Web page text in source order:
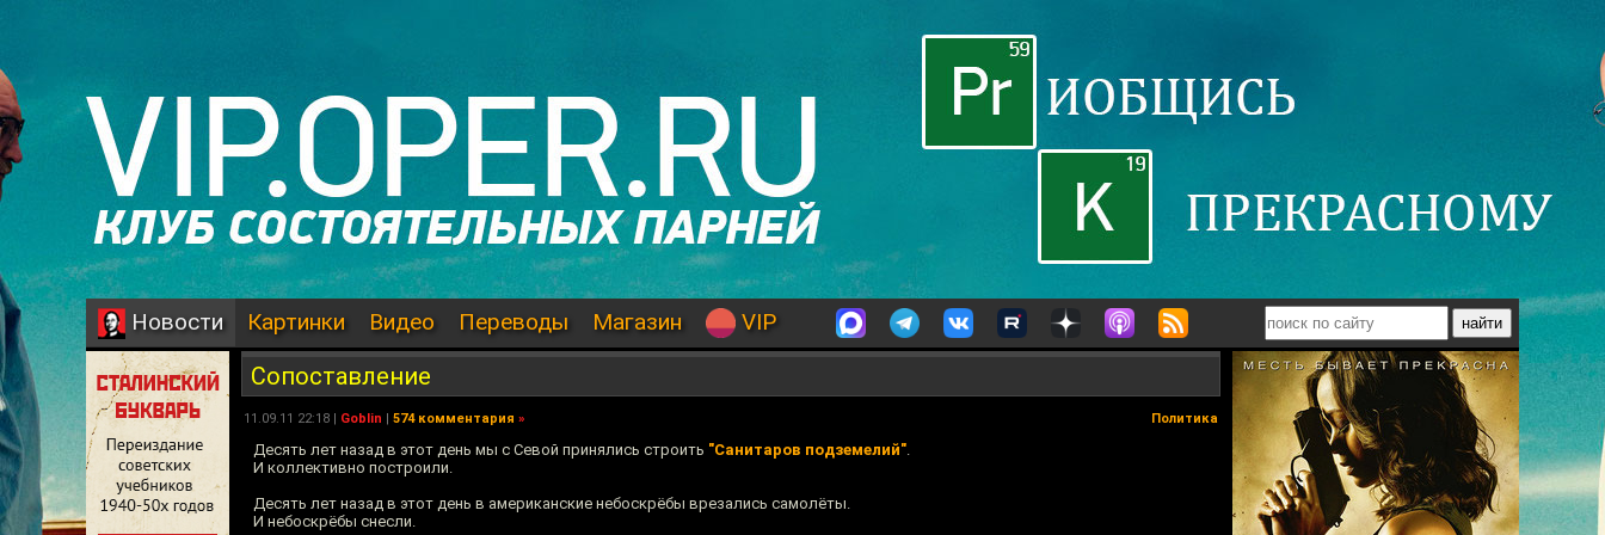
Новости Картинки Видео Переводы Магазин VIP
Сопоставление
11.09.11 22:18 | Goblin | 574 комментария » Политика
Десять лет назад в этот день мы с Севой принялись строить "Санитаров подземелий".
И коллективно построили.
Десять лет назад в этот день в американские небоскрёбы врезались самолёты.
И небоскрёбы снесли.